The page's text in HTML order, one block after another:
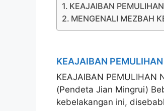
KEAJAIBAN
MENGENALI MEZBAH
KEAJAIBAN
KEAJAIBAN PEMULIHAN
(Pendeta Jian Mingrui)
kebelakangan ini,